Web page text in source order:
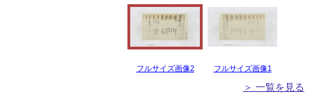
フルサイズ画像2 フルサイズ画像1
＞ 一覧を見る